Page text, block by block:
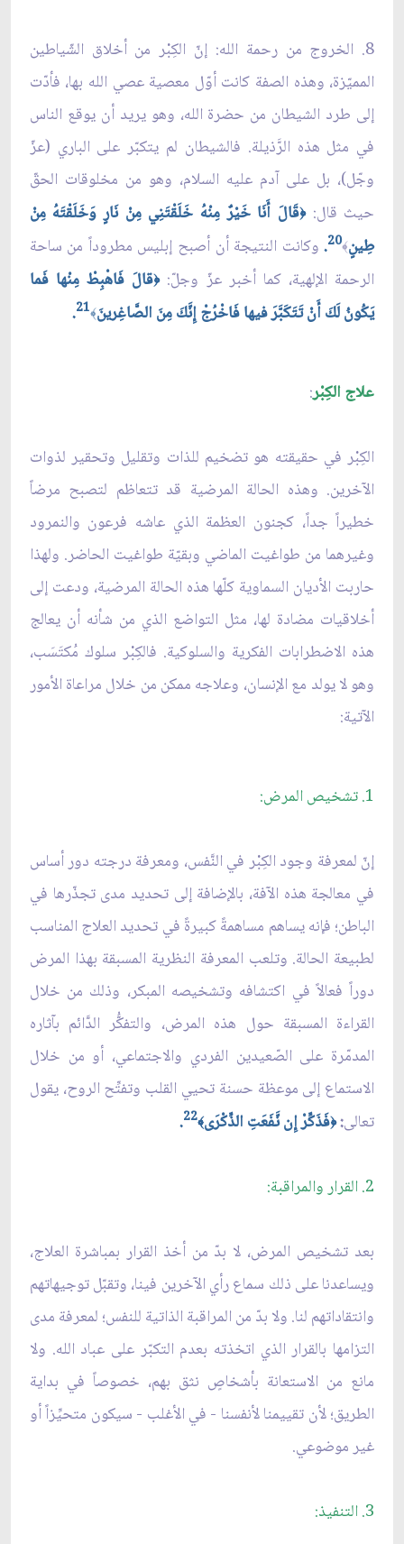
8. الخروج من رحمة الله: إنّ الكِبْر من أخلاق الشّياطين
المميّزة، وهذه الصفة كانت أوّل معصية عصي الله بها، فأدّت
إلى طرد الشيطان من حضرة الله، وهو يريد أن يوقع الناس
في مثل هذه الرَّذيلة. فالشيطان لم يتكبّر على الباري (عزّ
وجّل)، بل على آدم عليه السلام، وهو من مخلوقات الحقّ
حيث قال: ﴿قَالَ أَنَا خَيْرٌ مِنْهُ خَلَقْتَنِي مِنْ نَارٍ وَخَلَقْتَهُ مِنْ
طِينٍ﴾20
. وكانت النتيجة أن أصبح إبليس مطروداً من ساحة
الرحمة الإلهية، كما أخبر عزّ وجلّ:﴿قالَ فَاهْبِطْ مِنْها فَما
يَكُونُ لَكَ أَنْ تَتَكَبَّرَ فيها فَاخْرُجْ إِنَّكَ مِنَ الصَّاغِرينَ﴾21
.
علاج الكِبْر:
الكِبْر في حقيقته هو تضخيم للذات وتقليل وتحقير لذوات
الآخرين. وهذه الحالة المرضية قد تتعاظم لتصبح مرضاً
خطيراً جداً، كجنون العظمة الذي عاشه فرعون والنمرود
وغيرهما من طواغيت الماضي وبقيّة طواغيت الحاضر. ولهذا
حاربت الأديان السماوية كلّها هذه الحالة المرضية، ودعت إلى
أخلاقيات مضادة لها، مثل التواضع الذي من شأنه أن يعالج
هذه الاضطرابات الفكرية والسلوكية. فالكِبْر سلوك مُكتَسَب،
وهو لا يولد مع الإنسان، وعلاجه ممكن من خلال مراعاة الأمور
الآتية:
1. تشخيص المرض:
إنّ لمعرفة وجود الكِبْر في النَّفس، ومعرفة درجته دور أساس
في معالجة هذه الآفة، بالإضافة إلى تحديد مدى تجذّرها في
الباطن؛ فإنه يساهم مساهمةً كبيرةً في تحديد العلاج المناسب
لطبيعة الحالة. وتلعب المعرفة النظرية المسبقة بهذا المرض
دوراً فعالاً في اكتشافه وتشخيصه المبكر، وذلك من خلال
القراءة المسبقة حول هذه المرض، والتفكُّر الدَّائم بآثاره
المدمّرة على الصّعيدين الفردي والاجتماعي، أو من خلال
الاستماع إلى موعظة حسنة تحيي القلب وتفتِّح الروح، يقول
تعالى: ﴿فَذَكِّرْ إِن نَّفَعَتِ الذِّكْرَى﴾22
.
2. القرار والمراقبة:
بعد تشخيص المرض، لا بدّ من أخذ القرار بمباشرة العلاج،
ويساعدنا على ذلك سماع رأي الآخرين فينا، وتقبّل توجيهاتهم
وانتقاداتهم لنا. ولا بدّ من المراقبة الذاتية للنفس؛ لمعرفة مدى
التزامها بالقرار الذي اتخذته بعدم التكبّر على عباد الله. ولا
مانع من الاستعانة بأشخاصٍ نثق بهم، خصوصاً في بداية
الطريق؛ لأن تقييمنا لأنفسنا - في الأغلب - سيكون متحيِّزاً أو
غير موضوعي.
3. التنفيذ: